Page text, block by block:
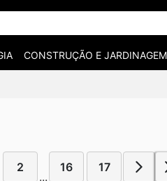
CONSTRUÇÃO E JARDINAGEM
2
...
16 17